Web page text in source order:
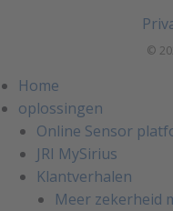
©
Home
oplossingen
Online Sensor
JRI MySirius
Klantverhalen
Meer zekerheid